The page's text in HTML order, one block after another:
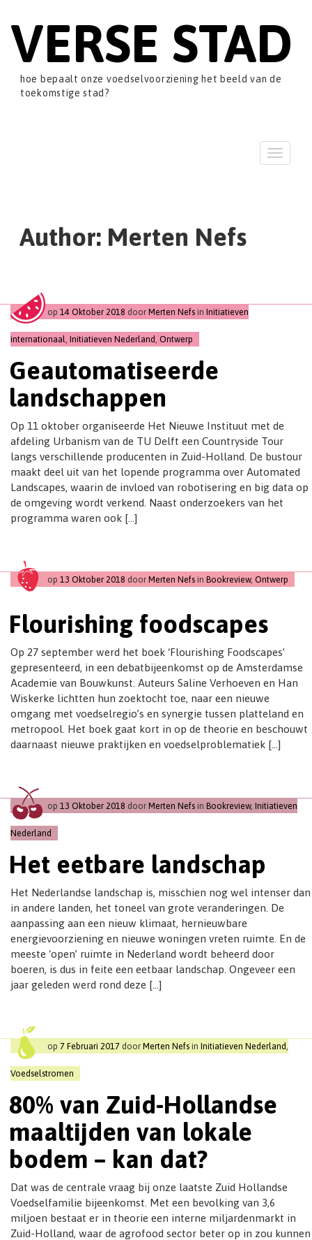
VERSE STAD
hoe bepaalt onze voedselvoorziening het beeld van de
toekomstige stad?
T
o
a
Author: Merten Nefs
op 14 Oktober 2018 door Merten Nefs in Initiatieven
internationaal, Initiatieven Nederland , Ontwerp
Geautomatiseerde
landschappen
Op 11 oktober organiseerde Het Nieuwe Instituut met de
afdeling Urbanism van de TU Delft een Countryside Tour
langs verschillende producenten in Zuid-Holland. De bustour
maakt deel uit van het lopende programma over Automated
Landscapes, waarin de invloed van robotisering en big data op
de omgeving wordt verkend. Naast onderzoekers van het
programma waren ook […]
op 13 Oktober 2018 door Merten Nefs in Bookreview, Ontwerp
Flourishing foodscapes
Op 27 september werd het boek ‘Flourishing Foodscapes’
gepresenteerd, in een debatbijeenkomst op de Amsterdamse
Academie van Bouwkunst. Auteurs Saline Verhoeven en Han
Wiskerke lichtten hun zoektocht toe, naar een nieuwe
omgang met voedselregio’s en synergie tussen platteland en
metropool. Het boek gaat kort in op de theorie en beschouwt
daarnaast nieuwe praktijken en voedselproblematiek […]
op 13 Oktober 2018 door Merten Nefs in Bookreview, Initiatieven
Nederland
Het eetbare landschap
Het Nederlandse landschap is, misschien nog wel intenser dan
in andere landen, het toneel van grote veranderingen. De
aanpassing aan een nieuw klimaat, hernieuwbare
energievoorziening en nieuwe woningen vreten ruimte. En de
meeste ‘open’ ruimte in Nederland wordt beheerd door
boeren, is dus in feite een eetbaar landschap. Ongeveer een
jaar geleden werd rond deze […]
op 7 Februari 2017 door Merten Nefs in Initiatieven Nederland
Voedselstromen
80% van Zuid-Hollandse
maaltijden van lokale
bodem – kan dat?
Dat was de centrale vraag bij onze laatste Zuid Hollandse
Voedselfamilie bijeenkomst. Met een bevolking van 3,6
miljoen bestaat er in theorie een interne miljardenmarkt in
Zuid-Holland, waar de agrofood sector beter op in zou kunnen